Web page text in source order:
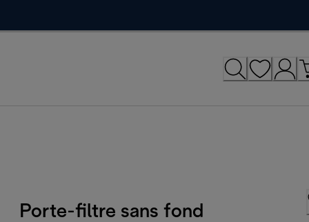
Porte-filtre sans fond